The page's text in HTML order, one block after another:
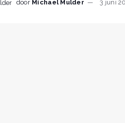
door Michael Mulder 3 juni